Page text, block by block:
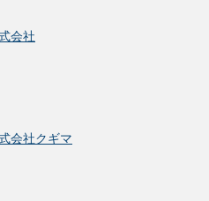
会社
会社クギマ